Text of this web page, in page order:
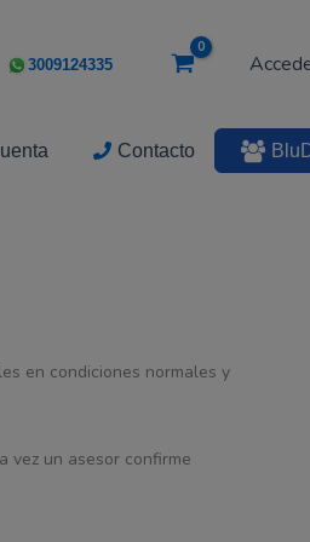
3009124335
Contacto
en condiciones normales y
vez un asesor confirme
$ 303.516. $ 292.664.
11.25V
cantidad